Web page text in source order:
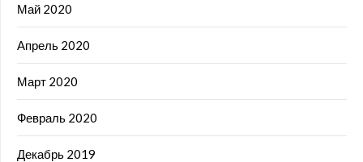
Май 2020
Апрель 2020
Март 2020
Февраль 2020
Декабрь 2019